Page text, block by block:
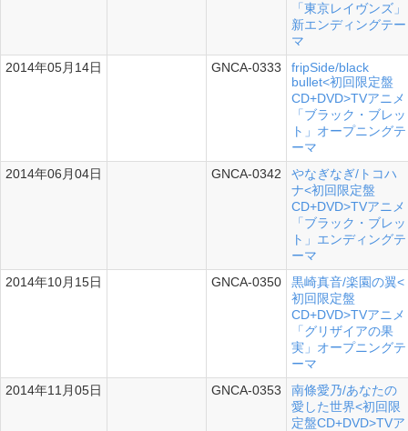
「東京レイヴンズ」
新エンディングテー
マ
2014年05月14日
グル GNCA-0333
fripSide/black
bullet<初回限定盤
CD+DVD>TVアニメ
「ブラック・ブレッ
ト」オープニングテ
ーマ
2014年06月04日
グル GNCA-0342
やなぎなぎ/トコハ
ナ<初回限定盤
CD+DVD>TVアニメ
「ブラック・ブレッ
ト」エンディングテ
ーマ
2014年10月15日
グル GNCA-0350
黒崎真音/楽園の翼<
初回限定盤
CD+DVD>TVアニメ
「グリザイアの果
実」オープニングテ
ーマ
2014年11月05日
グル GNCA-0353
南條愛乃/あなたの
愛した世界<初回限
定盤CD+DVD>TVア